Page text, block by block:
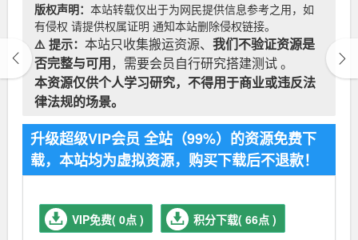
版权声明： 本站转载仅出于为网民提供信息参考之用，如
有侵权 请提供权属证明 通知本站删除侵权链接。
⚠️ 提示： 本站只收集搬运资源、 我们不验证资源是
否完整与可用 ，需要会员自行研究搭建测试 。
本资源仅供个人学习研究，不得用于商业或违反法
律法规的场景。
升级超级VIP会员 全站（99%）的资源免费下
载，本站均为虚拟资源，购买下载后不退款！
VIP免费( 0点 ) 积分下载( 66点 )